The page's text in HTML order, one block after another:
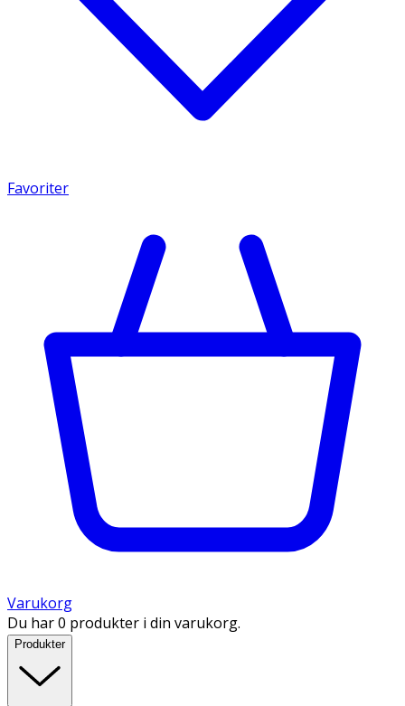
Favoriter
Varukorg
Du har 0 produkter i din varukorg.
Produkter